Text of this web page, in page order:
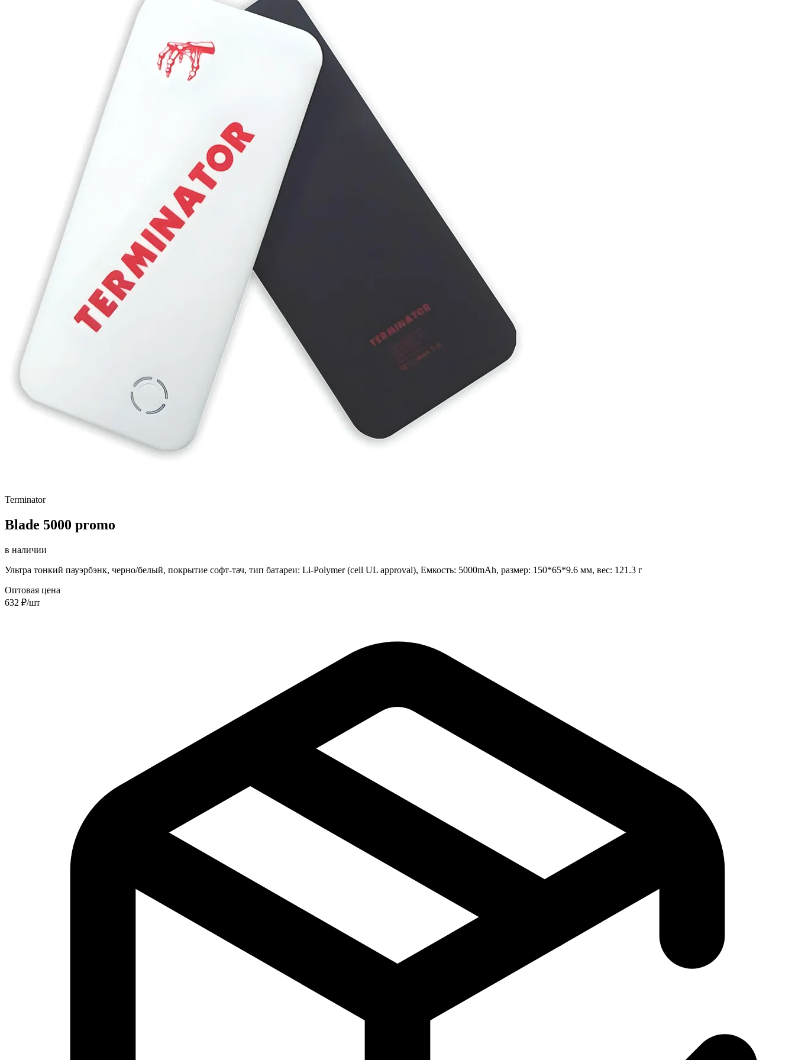
Terminator
Blade 5000 promo
в наличии
Ультра тонкий пауэрбэнк, черно/белый, покрытие софт-тач, тип батареи: Li-Polymer (cell UL approval), Емкость: 5000mAh, размер: 150*65*9.6 мм, вес: 121.3 г
Оптовая цена
632 ₽/шт